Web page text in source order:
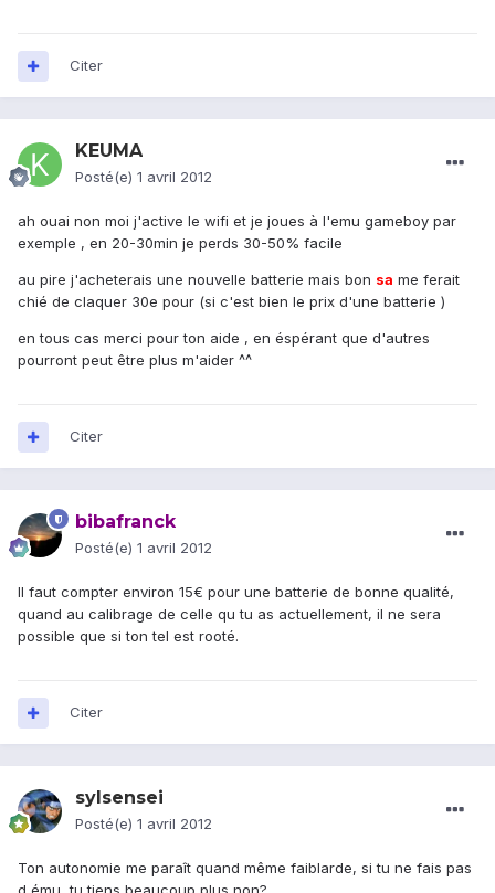
Citer
KEUMA
Posté(e) 1 avril 2012
ah ouai non moi j'active le wifi et je joues à l'emu gameboy par
exemple , en 20-30min je perds 30-50% facile
au pire j'acheterais une nouvelle batterie mais bon sa me ferait
chié de claquer 30e pour (si c'est bien le prix d'une batterie )
en tous cas merci pour ton aide , en éspérant que d'autres
pourront peut être plus m'aider ^^
Citer
bibafranck
Posté(e) 1 avril 2012
Il faut compter environ 15€ pour une batterie de bonne qualité,
quand au calibrage de celle qu tu as actuellement, il ne sera
possible que si ton tel est rooté.
Citer
sylsensei
Posté(e) 1 avril 2012
Ton autonomie me paraît quand même faiblarde, si tu ne fais pas